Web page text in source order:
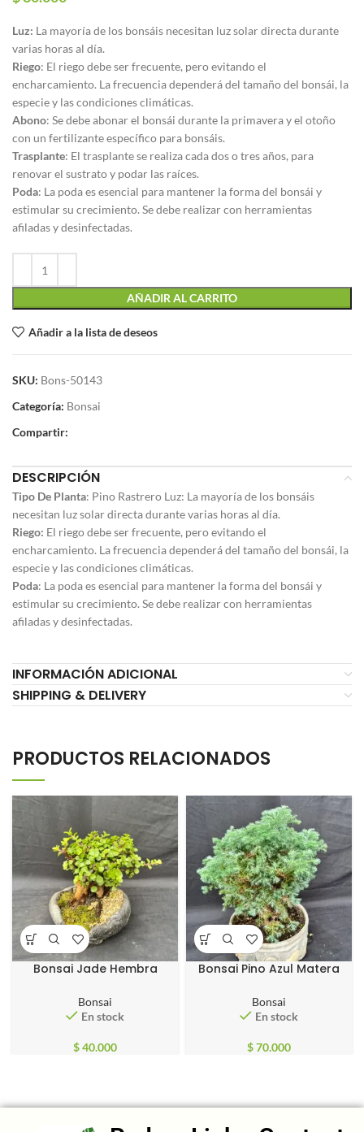
Luz: La mayoría de los bonsáis necesitan luz solar directa durante
varias horas al día.
Riego: El riego debe ser frecuente, pero evitando el
encharcamiento. La frecuencia dependerá del tamaño del bonsái, la
especie y las condiciones climáticas.
Abono: Se debe abonar el bonsái durante la primavera y el otoño
con un fertilizante específico para bonsáis.
Trasplante: El trasplante se realiza cada dos o tres años, para
renovar el sustrato y podar las raíces.
Poda: La poda es esencial para mantener la forma del bonsái y
estimular su crecimiento. Se debe realizar con herramientas
afiladas y desinfectadas.
AÑADIR AL CARRITO
Añadir a la lista de deseos
SKU: Bons-50143
Categoría: Bonsai
Compartir:
DESCRIPCIÓN
Tipo De Planta: Pino Rastrero Luz: La mayoría de los bonsáis
necesitan luz solar directa durante varias horas al día.
Riego: El riego debe ser frecuente, pero evitando el
encharcamiento. La frecuencia dependerá del tamaño del bonsái, la
especie y las condiciones climáticas.
Poda: La poda es esencial para mantener la forma del bonsái y
estimular su crecimiento. Se debe realizar con herramientas
afiladas y desinfectadas.
INFORMACIÓN ADICIONAL
SHIPPING & DELIVERY
PRODUCTOS RELACIONADOS
Bonsai Jade Hembra
Bonsai
En stock
$40.000
Bonsai Pino Azul Matera
Bonsai
En stock
$70.000